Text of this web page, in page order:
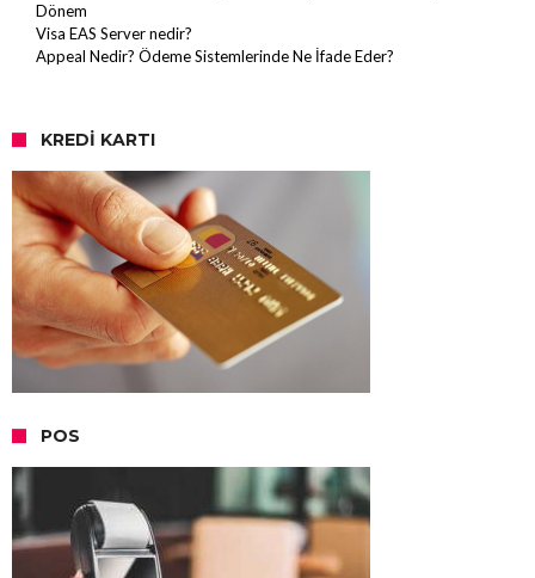
Dönem
Visa EAS Server nedir?
Appeal Nedir? Ödeme Sistemlerinde Ne İfade Eder?
KREDI KARTI
POS